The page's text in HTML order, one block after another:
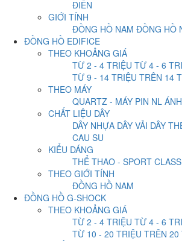
ĐIỂN
GIỚI TÍNH
ĐỒNG HỒ NAM ĐỒNG HỒ
ĐỒNG HỒ EDIFICE
THEO KHOẢNG GIÁ
TỪ 2 - 4 TRIỆU TỪ 4 - 6
TỪ 9 - 14 TRIỆU TRÊN 14
THEO MÁY
QUARTZ - MÁY PIN NL
CHẤT LIỆU DÂY
DÂY NHỰA DÂY VẢI DÂY
CAU SU
KIỂU DÁNG
THỂ THAO - SPORT
THEO GIỚI TÍNH
ĐỒNG HỒ NAM
ĐỒNG HỒ G-SHOCK
THEO KHOẢNG GIÁ
TỪ 2 - 4 TRIỆU TỪ 4 - 6
TỪ 10 - 20 TRIỆU TRÊN 20